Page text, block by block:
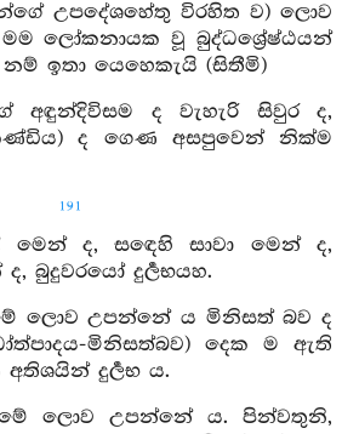
උපදේශහේතු විරහිත ව) ලොව
ලෝකනායක වූ බුද්ධශ්‍රේෂ්ඨයන්
ඉතා යෙහෙකැයි (සිතීමි)
අඳුන්දිවිසම ද වැහැරි සිවුර ද,
ද ගෙණ අසපුවෙන් නික්ම
191
මෙන් ද, සඳෙහි සාවා මෙන් ද,
බුදුවරයෝ දුර්‍ලභයහ.
ලොව උපන්නේ ය මිනිසත් බව ද
මිනිසත්බව) දෙක ම ඇති
අතිශයින් දුර්‍ලභ ය.
ලොව උපන්නේ ය. පින්වතුනි,